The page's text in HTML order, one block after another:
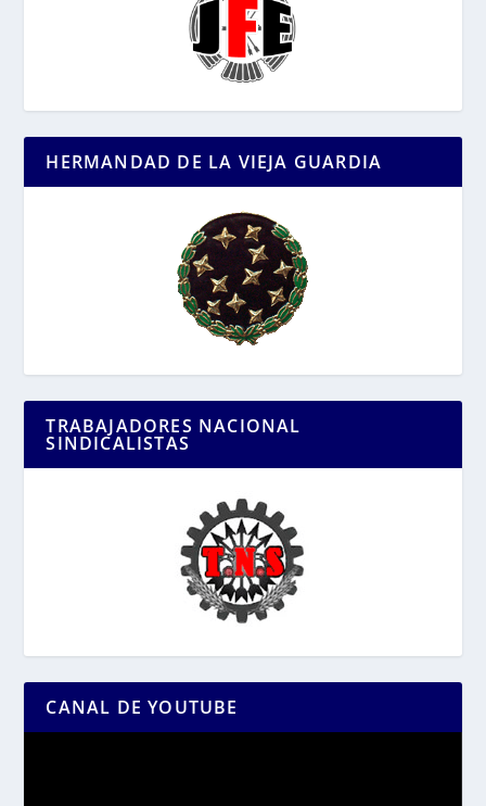
HERMANDAD DE LA VIEJA GUARDIA
TRABAJADORES NACIONAL
SINDICALISTAS
CANAL DE YOUTUBE